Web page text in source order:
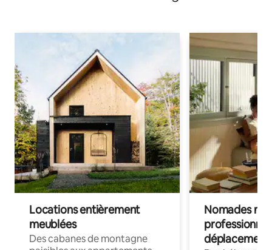
Locations entièrement
meublées
Des cabanes de montagne
Nomades
déplacement